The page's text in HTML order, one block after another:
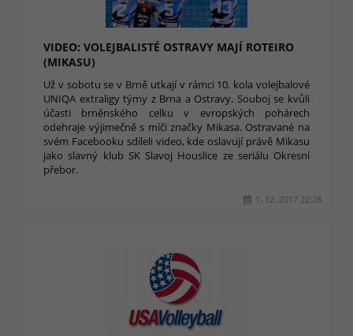
VIDEO: VOLEJBALISTÉ OSTRAVY MAJÍ ROTEIRO
(MIKASU)
Už v sobotu se v Brně utkají v rámci 10. kola volejbalové
UNIQA extraligy týmy z Brna a Ostravy. Souboj se kvůli
účasti brněnského celku v evropských pohárech
odehraje výjimečně s míči značky Mikasa. Ostravané na
svém Facebooku sdíleli video, kde oslavují právě Mikasu
jako slavný klub SK Slavoj Houslice ze seriálu Okresní
přebor.
1. 12. 2017 22:28